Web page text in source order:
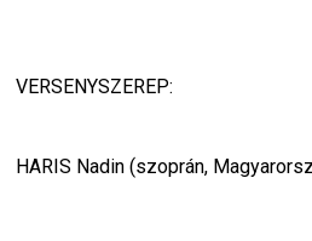
VERSENYSZEREP:
HARIS Nadin (szoprán,